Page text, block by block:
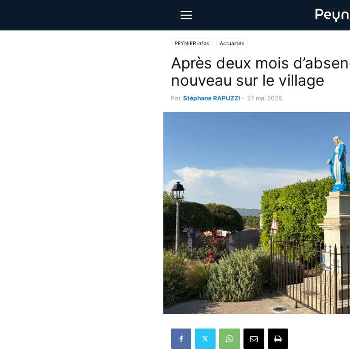
PEYNIER infos Actualités
Après deux mois
nouveau sur le village
Par Stéphane RAPUZZI - 27 mai 2026